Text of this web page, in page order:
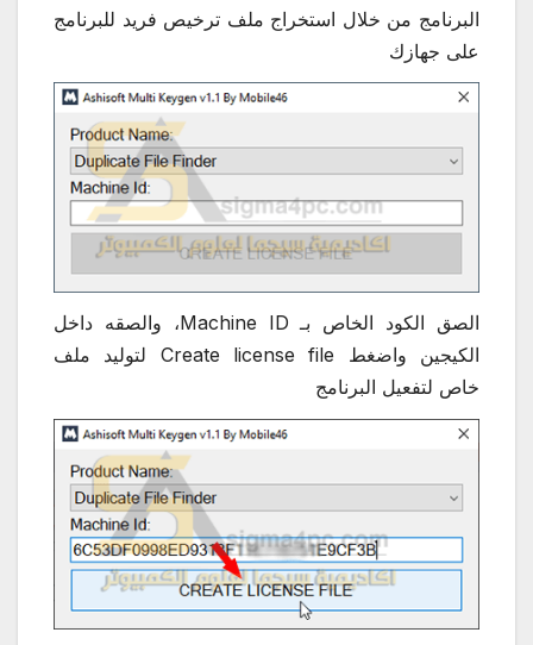
البرنامج من خلال استخراج ملف ترخيص فريد للبرنامج
على جهازك
الصق الكود الخاص بـ Machine ID، والصقه داخل
الكيجين واضغط Create license file لتوليد ملف
خاص لتفعيل البرنامج